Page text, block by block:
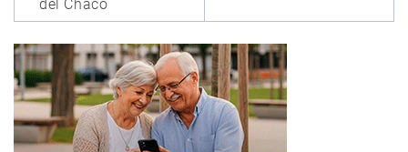
del Chaco